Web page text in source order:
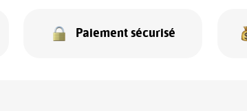
Paiement sécurisé